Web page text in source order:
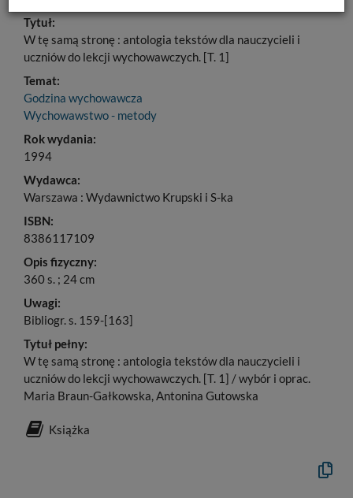
Tytuł:
W tę samą stronę : antologia tekstów dla nauczycieli i
uczniów do lekcji wychowawczych. [T. 1]
Temat:
Godzina wychowawcza
Wychowawstwo - metody
Rok wydania:
1994
Wydawca:
Warszawa : Wydawnictwo Krupski i S-ka
ISBN:
8386117109
Opis fizyczny:
360 s. ; 24 cm
Uwagi:
Bibliogr. s. 159-[163]
Tytuł pełny:
W tę samą stronę : antologia tekstów dla nauczycieli i
uczniów do lekcji wychowawczych. [T. 1] / wybór i oprac.
Maria Braun-Gałkowska, Antonina Gutowska
Książka
Kopiuj